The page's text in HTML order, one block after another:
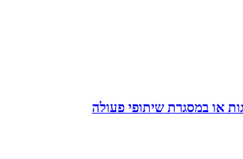
או במסגרת שיתופי פעולה